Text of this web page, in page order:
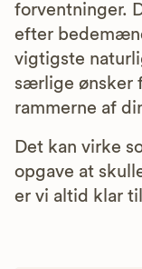
forventninger.
efter
vigtigste
særlige ønsker
rammerne af
Det kan virke
opgave at
er vi altid klar